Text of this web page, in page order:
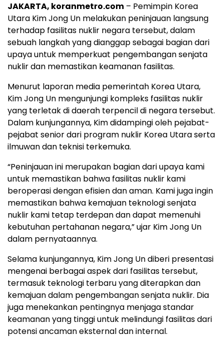
JAKARTA, koranmetro.com – Pemimpin Korea
Utara Kim Jong Un melakukan peninjauan langsung
terhadap fasilitas nuklir negara tersebut, dalam
sebuah langkah yang dianggap sebagai bagian dari
upaya untuk memperkuat pengembangan senjata
nuklir dan memastikan keamanan fasilitas.
Menurut laporan media pemerintah Korea Utara,
Kim Jong Un mengunjungi kompleks fasilitas nuklir
yang terletak di daerah terpencil di negara tersebut.
Dalam kunjungannya, Kim didampingi oleh pejabat-
pejabat senior dari program nuklir Korea Utara serta
ilmuwan dan teknisi terkemuka.
“Peninjauan ini merupakan bagian dari upaya kami
untuk memastikan bahwa fasilitas nuklir kami
beroperasi dengan efisien dan aman. Kami juga ingin
memastikan bahwa kemajuan teknologi senjata
nuklir kami tetap terdepan dan dapat memenuhi
kebutuhan pertahanan negara,” ujar Kim Jong Un
dalam pernyataannya.
Selama kunjungannya, Kim Jong Un diberi presentasi
mengenai berbagai aspek dari fasilitas tersebut,
termasuk teknologi terbaru yang diterapkan dan
kemajuan dalam pengembangan senjata nuklir. Dia
juga menekankan pentingnya menjaga standar
keamanan yang tinggi untuk melindungi fasilitas dari
potensi ancaman eksternal dan internal.